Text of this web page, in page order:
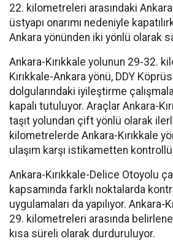
22. kilometreleri arasındaki
üstyapı onarımı nedeniyle
Ankara yönünden iki yönlü olarak
Ankara-Kırıkkale yolunun 29-32.
Kırıkkale-Ankara yönü, DDY
dolgularındaki iyileştirme
kapalı tutuluyor. Araçlar Ankara-
taşıt yolundan çift yönlü olarak
kilometrelerde Ankara-Kırıkkale
ulaşım karşı istikametten
Ankara-Kırıkkale-Delice Otoyolu
kapsamında farklı noktalarda
uygulamaları da yapılıyor. Ankara-
29. kilometreleri arasında
kısa süreli olarak durduruluyor.